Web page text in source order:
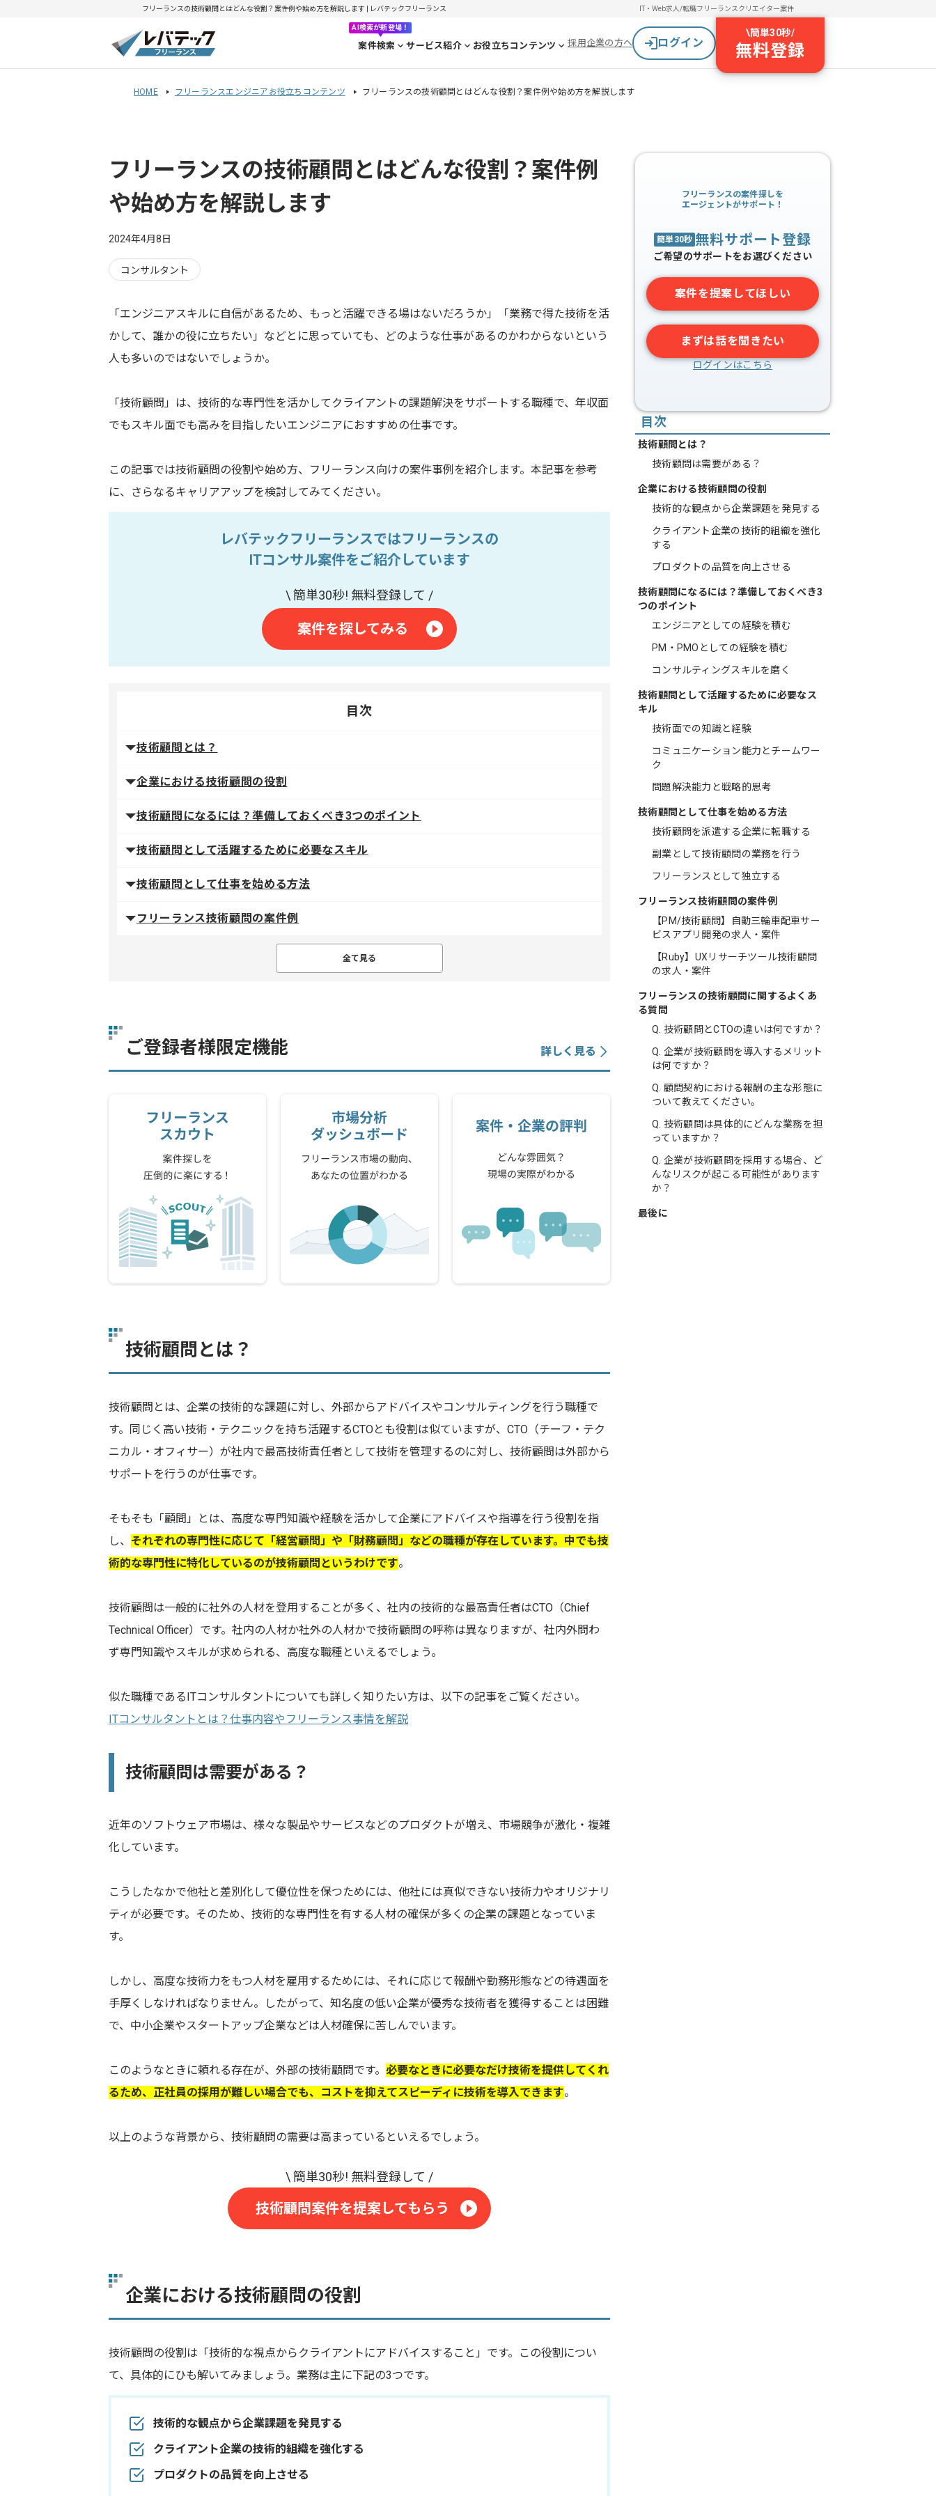
フリーランスの技術顧問とはどんな役割？案件例や始め方を解説します | レバテックフリーランス IT・Web求人/転職フリーランスクリエイター案件
AI検索が新登場！
案件検索 サービス紹介 お役立ちコンテンツ 採用企業の方へ ログイン
\簡単30秒/
無料登録
HOME フリーランスエンジニアお役立ちコンテンツ フリーランスの技術顧問とはどんな役割？案件例や始め方を解説します
フリーランスの技術顧問とはどんな役割？案件例
や始め方を解説します
2024年4月8日
コンサルタント
「エンジニアスキルに自信があるため、もっと活躍できる場はないだろうか」「業務で得た技術を活
かして、誰かの役に立ちたい」などとに思っていても、どのような仕事があるのかわからないという
人も多いのではないでしょうか。
「技術顧問」は、技術的な専門性を活かしてクライアントの課題解決をサポートする職種で、年収面
でもスキル面でも高みを目指したいエンジニアにおすすめの仕事です。
この記事では技術顧問の役割や始め方、フリーランス向けの案件事例を紹介します。本記事を参考
に、さらなるキャリアアップを検討してみてください。
レバテックフリーランスではフリーランスの
ITコンサル案件をご紹介しています
案件を探してみる
目次
技術顧問とは？
企業における技術顧問の役割
技術顧問になるには？準備しておくべき3つのポイント
技術顧問として活躍するために必要なスキル
技術顧問として仕事を始める方法
フリーランス技術顧問の案件例
全て見る
ご登録者様限定機能 詳しく見る
技術顧問とは？
技術顧問とは、企業の技術的な課題に対し、外部からアドバイスやコンサルティングを行う職種で
す。同じく高い技術・テクニックを持ち活躍するCTOとも役割は似ていますが、CTO（チーフ・テク
ニカル・オフィサー）が社内で最高技術責任者として技術を管理するのに対し、技術顧問は外部から
サポートを行うのが仕事です。
そもそも「顧問」とは、高度な専門知識や経験を活かして企業にアドバイスや指導を行う役割を指
し、 それぞれの専門性に応じて「経営顧問」や「財務顧問」などの職種が存在しています。中でも技
術的な専門性に特化しているのが技術顧問というわけです。
技術顧問は一般的に社外の人材を登用することが多く、社内の技術的な最高責任者はCTO（Chief
Technical Officer）です。社内の人材か社外の人材かで技術顧問の呼称は異なりますが、社内外問わ
ず専門知識やスキルが求められる、高度な職種といえるでしょう。
似た職種であるITコンサルタントについても詳しく知りたい方は、以下の記事をご覧ください。
ITコンサルタントとは？仕事内容やフリーランス事情を解説
技術顧問は需要がある？
近年のソフトウェア市場は、様々な製品やサービスなどのプロダクトが増え、市場競争が激化・複雑
化しています。
こうしたなかで他社と差別化して優位性を保つためには、他社には真似できない技術力やオリジナリ
ティが必要です。そのため、技術的な専門性を有する人材の確保が多くの企業の課題となっていま
す。
しかし、高度な技術力をもつ人材を雇用するためには、それに応じて報酬や勤務形態などの待遇面を
手厚くしなければなりません。したがって、知名度の低い企業が優秀な技術者を獲得することは困難
で、中小企業やスタートアップ企業などは人材確保に苦しんでいます。
このようなときに頼れる存在が、外部の技術顧問です。 必要なときに必要なだけ技術を提供してくれ
るため、正社員の採用が難しい場合でも、コストを抑えてスピーディに技術を導入できます。
以上のような背景から、技術顧問の需要は高まっているといえるでしょう。
技術顧問案件を提案してもらう
企業における技術顧問の役割
技術顧問の役割は「技術的な視点からクライアントにアドバイスすること」です。この役割につい
て、具体的にひも解いてみましょう。業務は主に下記の3つです。
技術的な観点から企業課題を発見する
クライアント企業の技術的組織を強化する
プロダクトの品質を向上させる
フリーランスの案件探しを
エージェントがサポート！
簡単30秒 無料サポート登録
ご希望のサポートをお選びください
案件を提案してほしい
まずは話を聞きたい
ログインはこちら
目次
技術顧問とは？
技術顧問は需要がある？
企業における技術顧問の役割
技術的な観点から企業課題を発見する
クライアント企業の技術的組織を強化
する
プロダクトの品質を向上させる
技術顧問になるには？準備しておくべき3
つのポイント
エンジニアとしての経験を積む
PM・PMOとしての経験を積む
コンサルティングスキルを磨く
技術顧問として活躍するために必要なス
キル
技術面での知識と経験
コミュニケーション能力とチームワー
ク
問題解決能力と戦略的思考
技術顧問として仕事を始める方法
技術顧問を派遣する企業に転職する
副業として技術顧問の業務を行う
フリーランスとして独立する
フリーランス技術顧問の案件例
【PM/技術顧問】自動三輪車配車サー
ビスアプリ開発の求人・案件
【Ruby】UXリサーチツール技術顧問
の求人・案件
フリーランスの技術顧問に関するよくあ
る質問
Q. 技術顧問とCTOの違いは何ですか？
Q. 企業が技術顧問を導入するメリット
は何ですか？
Q. 顧問契約における報酬の主な形態に
ついて教えてください。
Q. 技術顧問は具体的にどんな業務を担
っていますか？
Q. 企業が技術顧問を採用する場合、ど
んなリスクが起こる可能性があります
か？
最後に